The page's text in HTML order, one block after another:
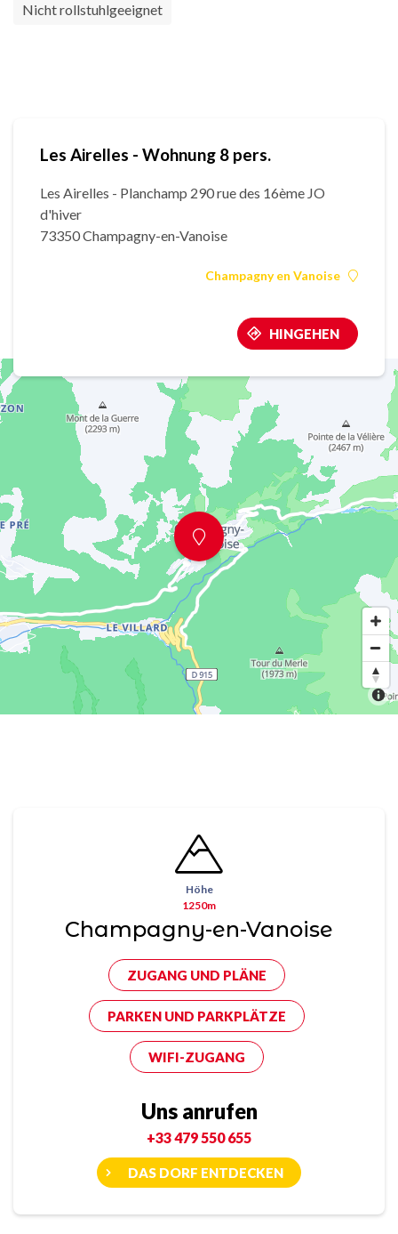
Nicht rollstuhlgeeignet
Les Airelles - Wohnung 8 pers.
Les Airelles - Planchamp 290 rue des 16ème JO
d'hiver
73350 Champagny-en-Vanoise
Champagny en Vanoise
HINGEHEN
Höhe
1250m
Champagny-en-Vanoise
ZUGANG UND PLÄNE
PARKEN UND PARKPLÄTZE
WIFI-ZUGANG
Uns anrufen
+33 479 550 655
DAS DORF ENTDECKEN